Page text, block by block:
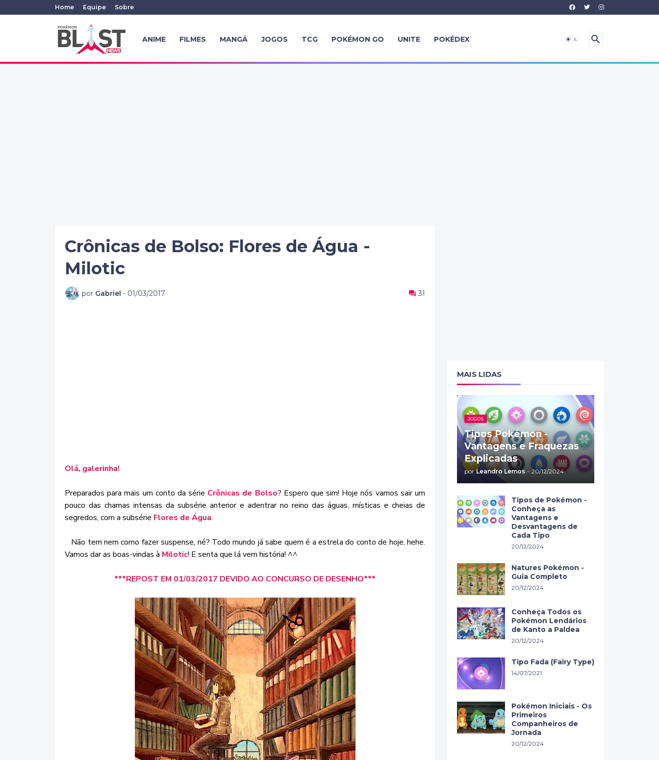
Home Equipe Sobre
ANIME FILMES MANGÁ JOGOS TCG POKÉMON GO UNITE POKÉDEX
Crônicas de Bolso: Flores de Água -
Milotic
por Gabriel - 01/03/2017 31
Olá, galerinha!
Preparados para mais um conto da série Crônicas de Bolso? Espero que sim! Hoje nós vamos sair um
pouco das chamas intensas da subsérie anterior e adentrar no reino das águas, místicas e cheias de
segredos, com a subsérie Flores de Água.
Não tem nem como fazer suspense, né? Todo mundo já sabe quem é a estrela do conto de hoje, hehe.
Vamos dar as boas-vindas à Milotic! E senta que lá vem história! ^^
***REPOST EM 01/03/2017 DEVIDO AO CONCURSO DE DESENHO***
MAIS LIDAS
JOGOS
Tipos Pokémon -
Vantagens e Fraquezas
Explicadas
por Leandro Lemos - 20/12/2024
Tipos de Pokémon -
Conheça as
Vantagens e
Desvantagens de
Cada Tipo
20/12/2024
Natures Pokémon -
Guia Completo
20/12/2024
Conheça Todos os
Pokémon Lendários
de Kanto a Paldea
20/12/2024
Tipo Fada (Fairy Type)
14/07/2021
Pokémon Iniciais - Os
Primeiros
Companheiros de
Jornada
20/12/2024